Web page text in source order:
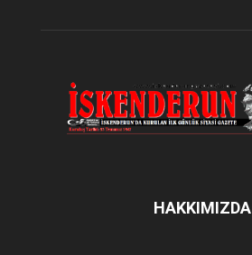
HAKKIMIZDA